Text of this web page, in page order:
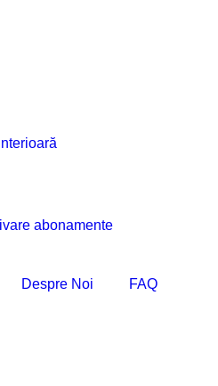
abonamente
Despre Noi FAQ